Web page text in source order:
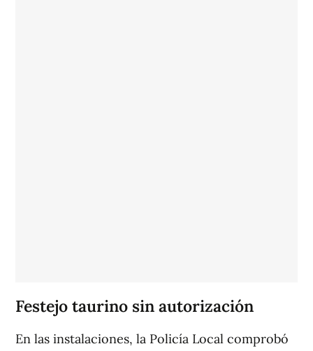
Festejo taurino sin autorización
En las instalaciones, la Policía Local comprobó